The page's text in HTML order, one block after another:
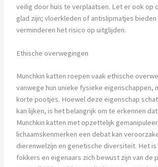
veilig door huis te verplaatsen. Let er ook op
glad zijn; vloerkleden of antislipmatjes
verminderen het risico op uitglijden.
Ethische overwegingen
Munchkin katten roepen vaak ethische
vanwege hun unieke fysieke eigenschappen,
korte pootjes. Hoewel deze eigenschap
kan lijken, is het belangrijk om te erkennen
Munchkin katten met opzettelijk
lichaamskenmerken een debat kan
dierenwelzijn en genetische diversiteit. Het
fokkers en eigenaars zich bewust zijn van de